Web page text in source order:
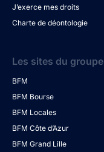
J’exerce mes droits
Charte de déontologie
Les sites du groupe
BFM
BFM Bourse
BFM Locales
BFM Côte d’Azur
BFM Grand Lille